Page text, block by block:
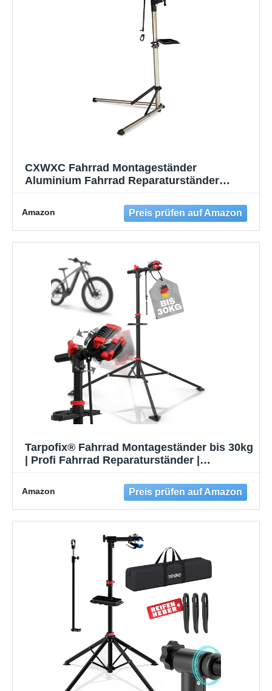
CXWXC Fahrrad Montageständer
Aluminium Fahrrad Reparaturständer
Bike/ Mountainbikes,Fahrrad Reparatur mit
Magnetischer und 360°Drehbare Kopf
Amazon
Tarpofix® Fahrrad Montageständer bis 30kg
| Profi Fahrrad Reparaturständer |
Schwerlast Fahrradhalter Ebike |
Fahrradständer Reparatur |
Fahrradmontageständer
Amazon